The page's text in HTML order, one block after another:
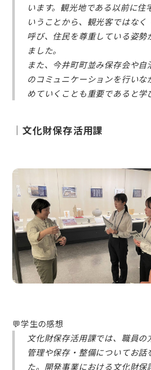
います。観光地である以前に住
いうことから、観光客ではなく
呼び、住民を尊重している姿勢
ました。
また、今井町町並み保存会や自
のコミュニケーションを行いな
めていくことも重要であると学
｜文化財保存活用課
💬学生の感想
文化財保存活用課では、職員の
管理や保存・整備についてお話
た。開発事業における文化財保